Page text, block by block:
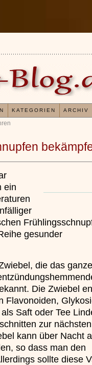
ein
gesunder
die das
Die Zwiebel
Flavonoiden,
Saft oder Tee
zur
kann über Nacht
so dass man den
sollte diese
Erfahrungen mit
Kieselsäuregel
»»»
KATEGORIEN ARCHIV